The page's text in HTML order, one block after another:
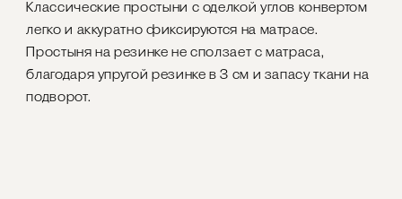
Классические простыни с оделкой углов конвертом
легко и аккуратно фиксируются на матрасе.
Простыня на резинке не сползает с матраса,
благодаря упругой резинке в 3 см и запасу ткани на
подворот.